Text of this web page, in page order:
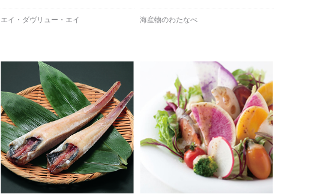
エイ・ダヴリュー・エイ 海産物のわたなべ